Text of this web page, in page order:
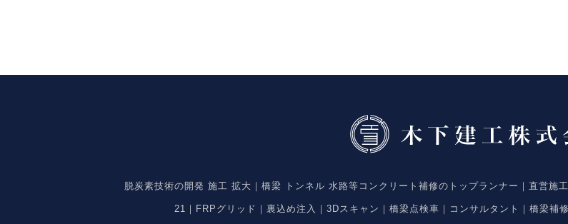
脱炭素技術の開発 施工 拡大｜橋梁 トンネル 水路等コンクリート補修のトップランナー｜直営施
21｜FRPグリッド｜裏込め注入｜3Dスキャン｜橋梁点検車｜コンサルタント｜橋梁補